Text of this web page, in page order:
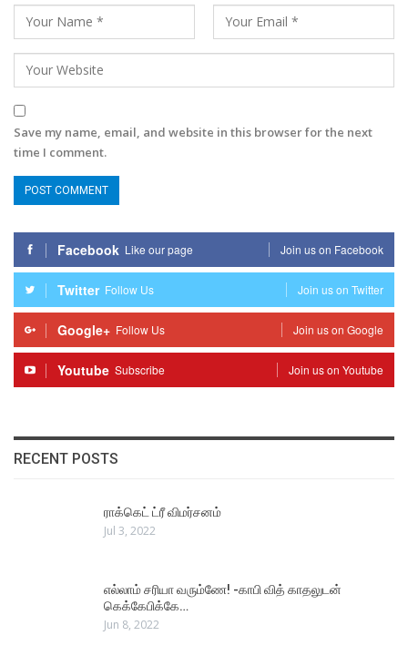
Save my name, email, and website in this browser for the next
time I comment.
Facebook Like our page Join us on Facebook
Twitter Follow Us Join us on Twitter
Google+ Follow Us Join us on Google
Youtube Subscribe Join us on Youtube
RECENT POSTS
ராக்கெட் ட்ரீ விமர்சனம்
Jul 3, 2022
எல்லாம் சரியா வரும்ணே! -காபி வித் காதலுடன்
கெக்கேபிக்கே…
Jun 8, 2022